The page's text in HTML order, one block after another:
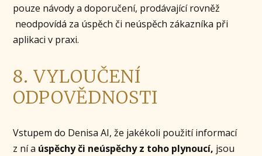
pouze návody a doporučení, prodávající rovněž
neodpovídá za úspěch či neúspěch zákazníka při
aplikaci v praxi.
8. VYLOUČENÍ
ODPOVĚDNOSTI
Vstupem do Denisa AI, že jakékoli použití informací
z ní a úspěchy či neúspěchy z toho plynoucí, jsou